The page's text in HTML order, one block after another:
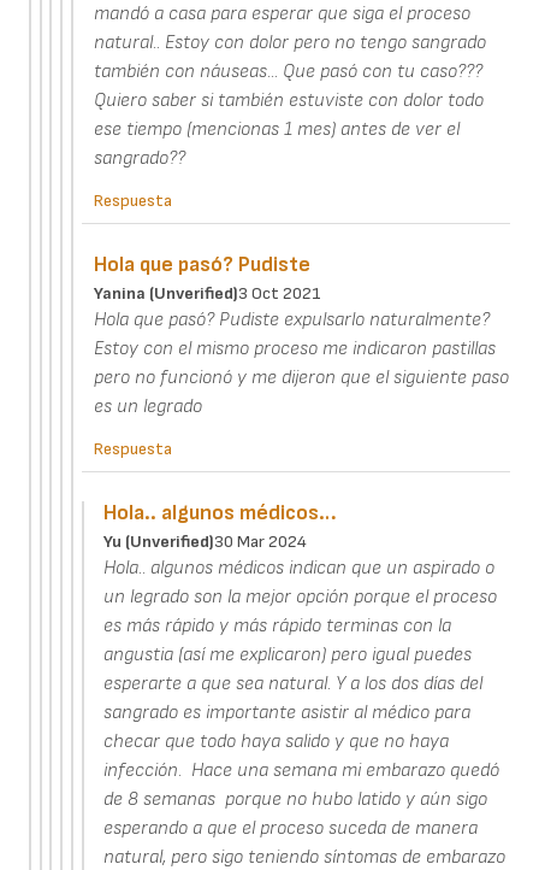
mandó a casa para esperar que siga el proceso
natural.. Estoy con dolor pero no tengo sangrado
también con náuseas... Que pasó con tu caso???
Quiero saber si también estuviste con dolor todo
ese tiempo (mencionas 1 mes) antes de ver el
sangrado??
Respuesta
Hola que pasó? Pudiste
Yanina (unverified)3 Oct 2021
Hola que pasó? Pudiste expulsarlo naturalmente?
Estoy con el mismo proceso me indicaron pastillas
pero no funcionó y me dijeron que el siguiente paso
es un legrado
Respuesta
Hola.. algunos médicos…
Yu (unverified)30 Mar 2024
Hola.. algunos médicos indican que un aspirado o
un legrado son la mejor opción porque el proceso
es más rápido y más rápido terminas con la
angustia (así me explicaron) pero igual puedes
esperarte a que sea natural. Y a los dos días del
sangrado es importante asistir al médico para
checar que todo haya salido y que no haya
infección. Hace una semana mi embarazo quedó
de 8 semanas porque no hubo latido y aún sigo
esperando a que el proceso suceda de manera
natural, pero sigo teniendo síntomas de embarazo